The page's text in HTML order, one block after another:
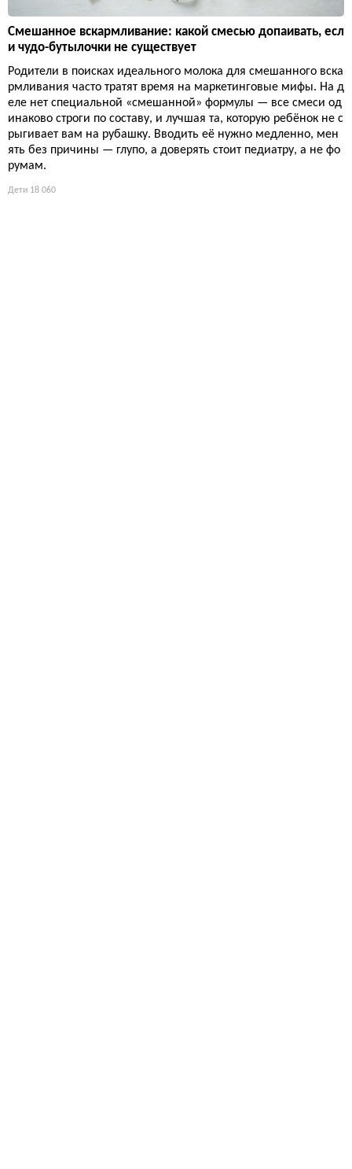
Смешанное вскармливание: какой смесью допаивать, есл
и чудо-бутылочки не существует
Родители в поисках идеального молока для смешанного вска
рмливания часто тратят время на маркетинговые мифы. На д
еле нет специальной «смешанной» формулы — все смеси од
инаково строги по составу, и лучшая та, которую ребёнок не с
рыгивает вам на рубашку. Вводить её нужно медленно, мен
ять без причины — глупо, а доверять стоит педиатру, а не фо
румам.
Дети 18 060